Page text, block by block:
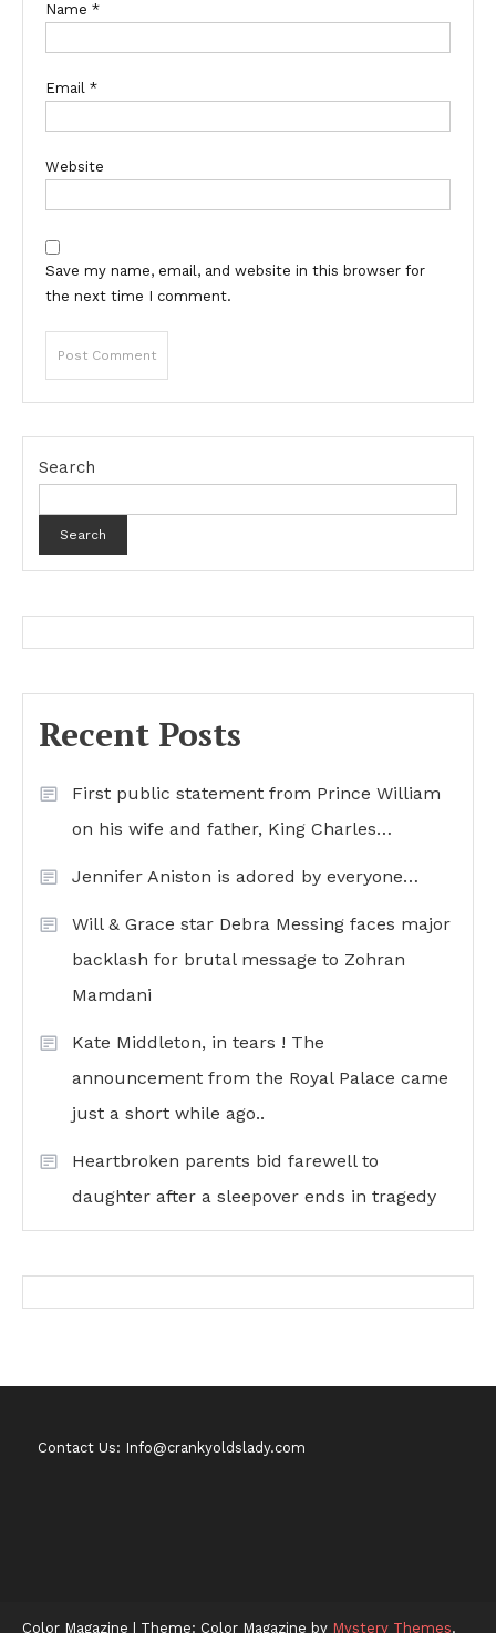
Name *
Email *
Website
Save my name, email, and website in this browser for
the next time I comment.
Search
Search
Recent Posts
First public statement from Prince William
on his wife and father, King Charles…
Jennifer Aniston is adored by everyone…
Will & Grace star Debra Messing faces major
backlash for brutal message to Zohran
Mamdani
Kate Middleton, in tears ! The
announcement from the Royal Palace came
just a short while ago..
Heartbroken parents bid farewell to
daughter after a sleepover ends in tragedy
Contact Us: Info@crankyoldslady.com
Color Magazine Theme: Color Magazine by Mystery Themes.